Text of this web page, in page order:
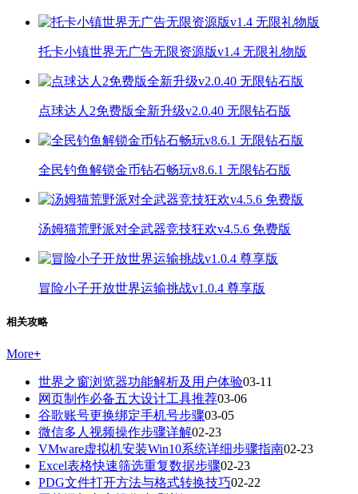
托卡小镇世界无广告无限资源版v1.4 无限礼物版
点球达人2免费版全新升级v2.0.40 无限钻石版
全民钓鱼解锁金币钻石畅玩v8.6.1 无限钻石版
汤姆猫荒野派对全武器竞技狂欢v4.5.6 免费版
冒险小子开放世界运输挑战v1.0.4 尊享版
相关攻略
More+
世界之窗浏览器功能解析及用户体验03-11
网页制作必备五大设计工具推荐03-06
谷歌账号更换绑定手机号步骤03-05
微信多人视频操作步骤详解02-23
VMware虚拟机安装Win10系统详细步骤指南02-23
Excel表格快速筛选重复数据步骤02-23
PDG文件打开方法与格式转换技巧02-22